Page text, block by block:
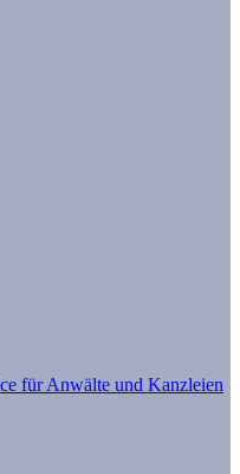
für Anwälte und Kanzleien